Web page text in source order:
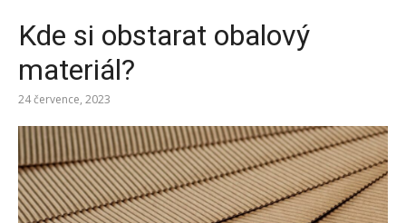
Kde si obstarat obalový
materiál?
24 července, 2023